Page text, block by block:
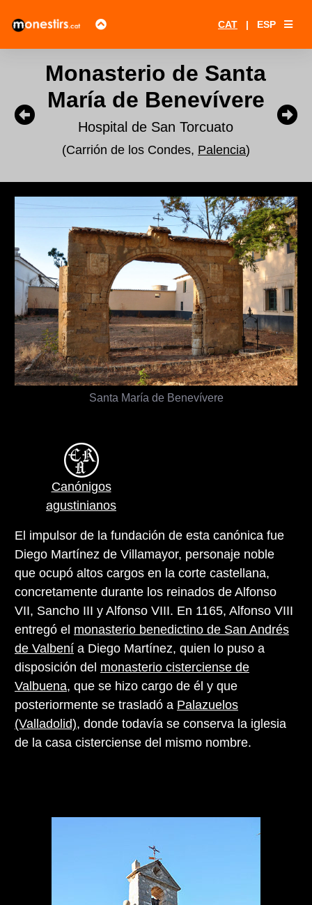
CAT | ESP
Monasterio de Santa
María de Benevívere
Hospital de San Torcuato
(Carrión de los Condes, Palencia)
Santa María de Benevívere
Canónigos
agustinianos
El impulsor de la fundación de esta canónica fue
Diego Martínez de Villamayor, personaje noble
que ocupó altos cargos en la corte castellana,
concretamente durante los reinados de Alfonso
VII, Sancho III y Alfonso VIII. En 1165, Alfonso VIII
entregó el monasterio benedictino de San Andrés
de Valbení a Diego Martínez, quien lo puso a
disposición del monasterio cisterciense de
Valbuena, que se hizo cargo de él y que
posteriormente se trasladó a Palazuelos
(Valladolid), donde todavía se conserva la iglesia
de la casa cisterciense del mismo nombre.